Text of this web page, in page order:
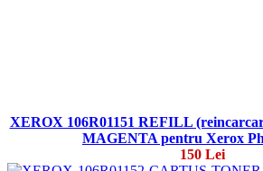
XEROX 106R01151 REFILL
MAGENTA pentru Xerox
150 Lei